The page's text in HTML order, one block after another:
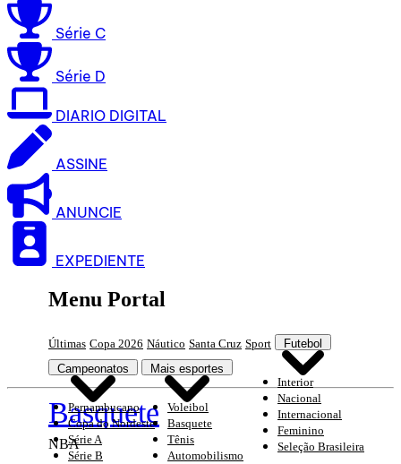
Série C
Série D
DIARIO DIGITAL
ASSINE
ANUNCIE
EXPEDIENTE
Menu Portal
Últimas Copa 2026 Náutico Santa Cruz Sport Futebol
Interior
Nacional
Internacional
Feminino
Seleção Brasileira
Campeonatos
Pernambucano
Copa do Nordeste
Série A
Série B
Mais esportes
Voleibol
Basquete
Tênis
Automobilismo
Basquete
NBA